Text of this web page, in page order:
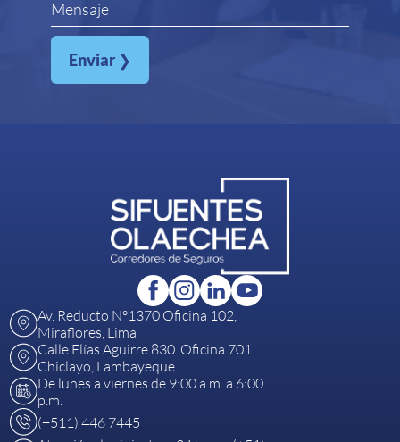
Enviar ❯
Av. Reducto N°1370 Oficina 102,
Miraflores, Lima
Calle Elías Aguirre 830. Oficina 701.
Chiclayo, Lambayeque.
De lunes a viernes de 9:00 a.m. a 6:00
p.m.
(+511) 446 7445